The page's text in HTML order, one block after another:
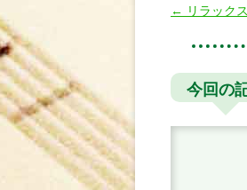
投
ビ
← リラックス
今回の